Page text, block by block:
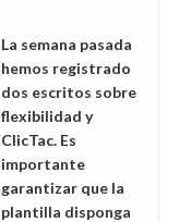
La semana pasada
hemos registrado
dos escritos sobre
flexibilidad y
ClicTac. Es
importante
garantizar que la
plantilla disponga